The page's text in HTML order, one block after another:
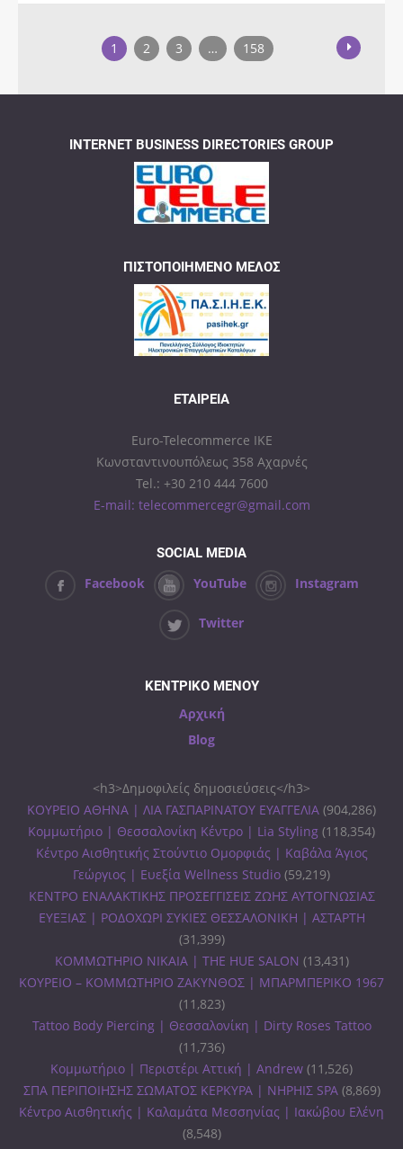
1 2 3 … 158
INTERNET BUSINESS DIRECTORIES GROUP
ΠΙΣΤΟΠΟΙΗΜΈΝΟ ΜΈΛΟΣ
ΕΤΑΙΡΕΊΑ
Euro-Telecommerce IKE
Κωνσταντινουπόλεως 358 Αχαρνές
Tel.: +30 210 444 7600
E-mail: telecommercegr@gmail.com
SOCIAL MEDIA
Facebook YouTube Instagram
Twitter
ΚΕΝΤΡΙΚΟ ΜΕΝΟΥ
Αρχική
Blog
<h3>Δημοφιλείς δημοσιεύσεις</h3>
ΚΟΥΡΕΙΟ ΑΘΗΝΑ | ΛΙΑ ΓΑΣΠΑΡΙΝΑΤΟΥ ΕΥΑΓΓΕΛΙΑ (904,286)
Κομμωτήριο | Θεσσαλονίκη Κέντρο | Lia Styling (118,354)
Κέντρο Αισθητικής Στούντιο Ομορφιάς | Καβάλα Άγιος
Γεώργιος | Ευεξία Wellness Studio (59,219)
ΚΕΝΤΡΟ ΕΝΑΛΑΚΤΙΚΗΣ ΠΡΟΣΕΓΓΙΣΕΙΣ ΖΩΗΣ ΑΥΤΟΓΝΩΣΙΑΣ
ΕΥΕΞΙΑΣ | ΡΟΔΟΧΩΡΙ ΣΥΚΙΕΣ ΘΕΣΣΑΛΟΝΙΚΗ | ΑΣΤΑΡΤΗ
(31,399)
ΚΟΜΜΩΤΗΡΙΟ ΝΙΚΑΙΑ | THE HUE SALON (13,431)
ΚΟΥΡΕΙΟ – ΚΟΜΜΩΤΗΡΙΟ ΖΑΚΥΝΘΟΣ | ΜΠΑΡΜΠΕΡΙΚΟ 1967
(11,823)
Tattoo Body Piercing | Θεσσαλονίκη | Dirty Roses Tattoo
(11,736)
Κομμωτήριο | Περιστέρι Αττική | Andrew (11,526)
ΣΠΑ ΠΕΡΙΠΟΙΗΣΗΣ ΣΩΜΑΤΟΣ ΚΕΡΚΥΡΑ | ΝΗΡΗΙΣ SPA (8,869)
Κέντρο Αισθητικής | Καλαμάτα Μεσσηνίας | Ιακώβου Ελένη
(8,548)